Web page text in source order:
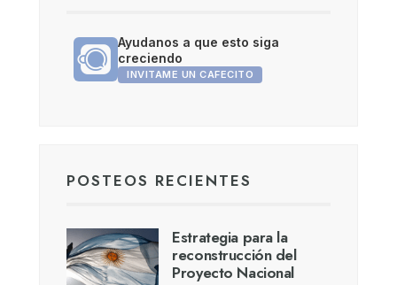
Ayudanos a que esto siga
creciendo
INVITAME UN CAFECITO
POSTEOS RECIENTES
Estrategia para la
reconstrucción del
Proyecto Nacional